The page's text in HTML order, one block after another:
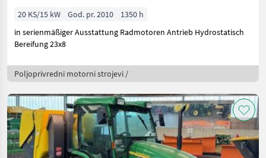
20 KS/15 kW God. pr. 2010
1350 h
in serienmäßiger Ausstattung Radmotoren Antrieb Hydrostatisch
Bereifung 23x8
Poljoprivredni motorni strojevi /